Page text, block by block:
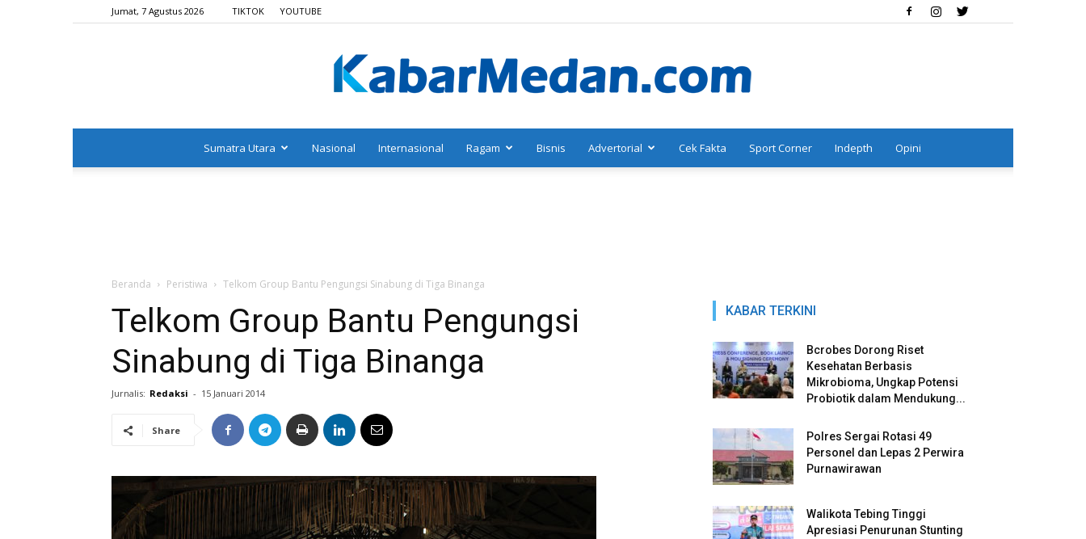
Jumat, 7 Agustus 2026 TIKTOK YOUTUBE
Sumatra Utara Nasional Internasional Ragam Bisnis Advertorial Cek Fakta Sport Corner Indepth Opini
Beranda Peristiwa Telkom Group Bantu Pengungsi Sinabung di Tiga Binanga
Telkom Group Bantu Pengungsi
Sinabung di Tiga Binanga
Jurnalis: Redaksi - 15 Januari 2014
Share
KABAR TERKINI
Bcrobes Dorong Riset
Kesehatan Berbasis
Mikrobioma, Ungkap Potensi
Probiotik dalam Mendukung...
Polres Sergai Rotasi 49
Personel dan Lepas 2 Perwira
Purnawirawan
Walikota Tebing Tinggi
Apresiasi Penurunan Stunting